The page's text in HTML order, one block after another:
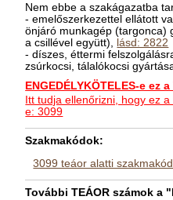
Nem ebbe a szakágazatba
- emelőszerkezettel ellátott
önjáró munkagép (targonca)
a csillével együtt), lásd: 2822
- díszes, éttermi
zsúrkocsi, tálalókocsi
ENGEDÉLYKÖTELES-e ez
Itt tudja ellenőrizni, hogy ez
e: 3099
Szakmakódok:
3099 teáor alatti
További TEÁOR számok a